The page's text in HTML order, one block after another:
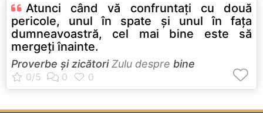
Atunci când vă confruntaţi cu două
pericole, unul în spate şi unul în faţa
dumneavoastră, cel mai bine este să
mergeţi înainte.
Proverbe și zicătoriZulu despre bine